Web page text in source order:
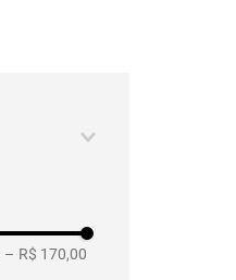
– R$ 170,00